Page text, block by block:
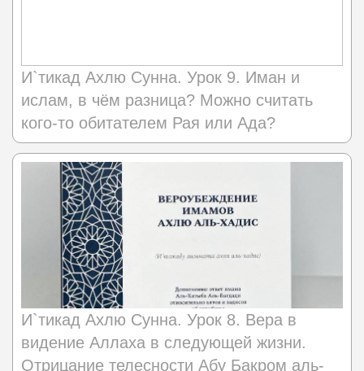
И`тикад Ахлю Сунна. Урок 9. Иман и
ислам, в чём разница? Можно считать
кого-то обитателем Рая или Ада?
И`тикад Ахлю Сунна. Урок 8. Вера в
видение Аллаха в следующей жизни.
Отрицание телесности Абу Бакром аль-